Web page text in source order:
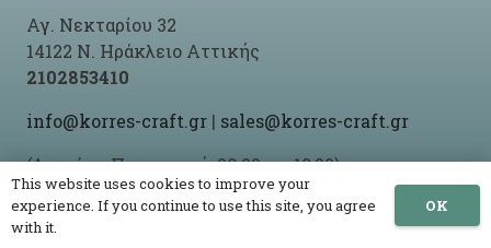
Αγ. Νεκταρίου 32
14122 Ν. Ηράκλειο Αττικής
2102853410
info@korres-craft.gr | sales@korres-craft.gr
(Δευτέρα-Παρασκευή: 09:00 ως 18:00)
Site-Up
This website uses cookies to improve your
experience. If you continue to use this site, you agree
with it.
OK